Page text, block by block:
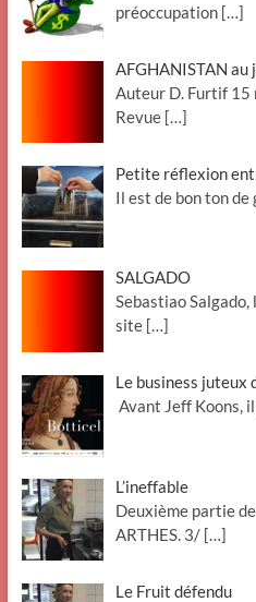
préoccupation […]
AFGHANISTAN
Auteur D. Furtif 15
Revue […]
Petite réflexion
Il est de bon ton
SALGADO
Sebastiao
site […]
Le business juteux
Avant Jeff Koons,
L’ineffable
Deuxième partie
ARTHES. 3/ […]
Le Fruit défendu